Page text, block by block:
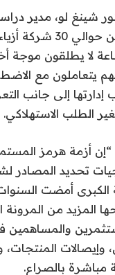
شينغ لو، مدير
الأرباح من
لا يطلقون موجة
يتعاملون مع
إدارتها إلى جانب
الطلب الاستهلاكي.
“إن أزمة هرمز
تحديد المصادر
الكبرى أمضت
المزيد من
والمساهمين
وإيصالات المنتجات،
مباشرة بالصراع.